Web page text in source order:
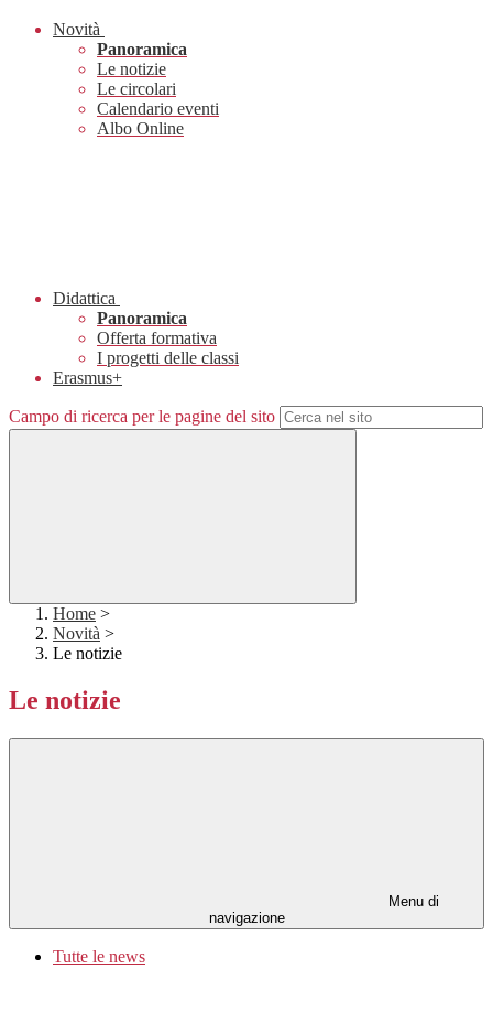
Novità
Panoramica
Le notizie
Le circolari
Calendario eventi
Albo Online
Didattica
Panoramica
Offerta formativa
I progetti delle classi
Erasmus+
Campo di ricerca per le pagine del sito
Home >
Novità >
Le notizie
Le notizie
Menu di
navigazione
Tutte le news